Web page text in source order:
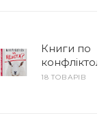
Книги по
18 ТОВАРІВ